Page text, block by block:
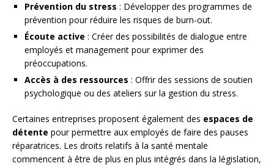
Prévention du stress : Développer des programmes de
prévention pour réduire les risques de burn-out.
Écoute active : Créer des possibilités de dialogue entre
employés et management pour exprimer des
préoccupations.
Accès à des ressources : Offrir des sessions de soutien
psychologique ou des ateliers sur la gestion du stress.
Certaines entreprises proposent également des espaces de
détente pour permettre aux employés de faire des pauses
réparatrices. Les droits relatifs à la santé mentale
commencent à être de plus en plus intégrés dans la législation,